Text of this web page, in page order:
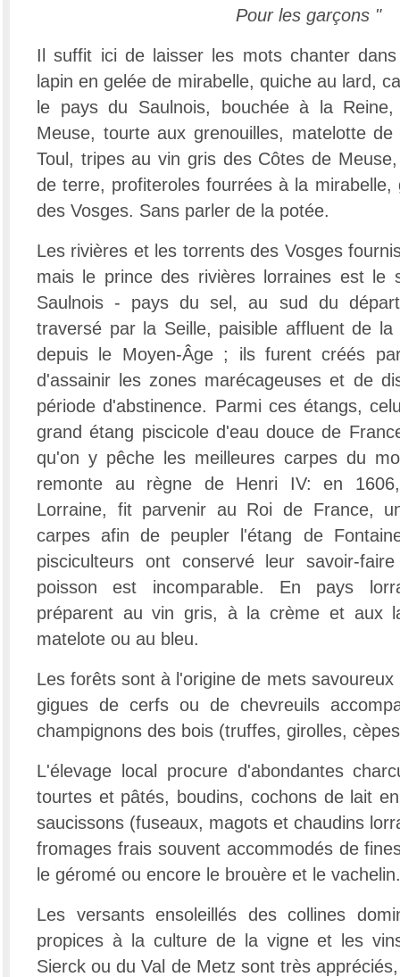
Pour les garçons "
Il suffit ici de laisser les mots chanter
lapin en gelée de mirabelle, quiche au lard,
le pays du Saulnois, bouchée à la
Meuse, tourte aux grenouilles, matelotte
Toul, tripes au vin gris des Côtes de
de terre, profiteroles fourrées à la mirabelle,
des Vosges. Sans parler de la potée.
Les rivières et les torrents des Vosges
mais le prince des rivières lorraines est le
Saulnois - pays du sel, au sud du
traversé par la Seille, paisible affluent de
depuis le Moyen-Âge ; ils furent créés
d'assainir les zones marécageuses et de
période d'abstinence. Parmi ces étangs,
grand étang piscicole d'eau douce de
qu'on y pêche les meilleures carpes du
remonte au règne de Henri IV: en
Lorraine, fit parvenir au Roi de France,
carpes afin de peupler l'étang de
pisciculteurs ont conservé leur savoir-
poisson est incomparable. En pays
préparent au vin gris, à la crème et aux
matelote ou au bleu.
Les forêts sont à l'origine de mets
gigues de cerfs ou de chevreuils
champignons des bois (truffes, girolles,
L'élevage local procure d'abondantes
tourtes et pâtés, boudins, cochons de lait
saucissons (fuseaux, magots et chaudins
fromages frais souvent accommodés de
le géromé ou encore le brouère et le vachelin.
Les versants ensoleillés des collines
propices à la culture de la vigne et les
Sierck ou du Val de Metz sont très